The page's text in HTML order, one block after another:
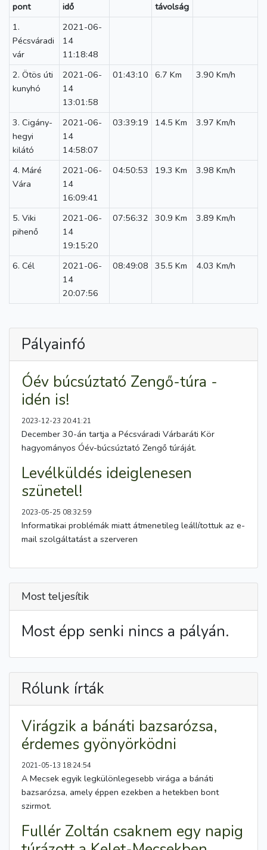
pont
idő
távolság
1.
Pécsváradi
vár
2021-06-
14
11:18:48
2. Ötös úti
kunyhó
2021-06-
14
13:01:58
01:43:10 6.7 Km 3.90 Km/h
3. Cigány-
hegyi
kilátó
2021-06-
14
14:58:07
03:39:19 14.5 Km 3.97 Km/h
4. Máré
Vára
2021-06-
14
16:09:41
04:50:53 19.3 Km 3.98 Km/h
5. Viki
pihenő
2021-06-
14
19:15:20
07:56:32 30.9 Km 3.89 Km/h
6. Cél
2021-06-
14
20:07:56
08:49:08 35.5 Km 4.03 Km/h
Pályainfó
Óév búcsúztató Zengő-túra -
idén is!
2023-12-23 20:41:21
December 30-án tartja a Pécsváradi Várbaráti Kör
hagyományos Óév-búcsúztató Zengő túráját.
Levélküldés ideiglenesen
szünetel!
2023-05-25 08:32:59
Informatikai problémák miatt átmenetileg leállítottuk az e-
mail szolgáltatást a szerveren
Most teljesítik
Most épp senki nincs a pályán.
Rólunk írták
Virágzik a bánáti bazsarózsa,
érdemes gyönyörködni
2021-05-13 18:24:54
A Mecsek egyik legkülönlegesebb virága a bánáti
bazsarózsa, amely éppen ezekben a hetekben bont
szirmot.
Fullér Zoltán csaknem egy napig